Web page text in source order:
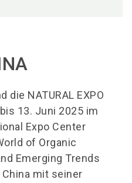
die NATURAL EXPO
13. Juni 2025 im
Expo Center
of Organic
Emerging Trends
mit seiner